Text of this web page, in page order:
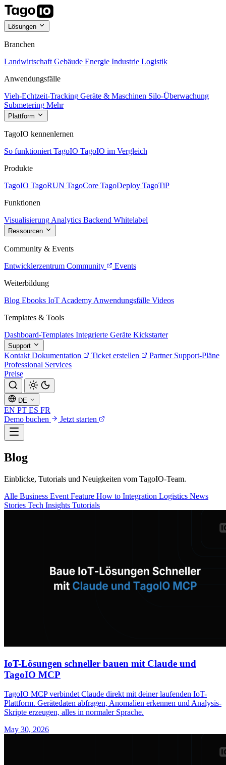
Lösungen
Branchen
Landwirtschaft Gebäude Energie Industrie Logistik
Anwendungsfälle
Vieh-Echtzeit-Tracking Geräte & Maschinen Silo-Überwachung
Submetering Mehr
Plattform
TagoIO kennenlernen
So funktioniert TagoIO TagoIO im Vergleich
Produkte
TagoIO TagoRUN TagoCore TagoDeploy TagoTiP
Funktionen
Visualisierung Analytics Backend Whitelabel
Ressourcen
Community & Events
Entwicklerzentrum Community
Events
Weiterbildung
Blog Ebooks IoT Academy Anwendungsfälle Videos
Templates & Tools
Dashboard-Templates Integrierte Geräte Kickstarter
Support
Kontakt Dokumentation Ticket erstellen Partner Support-Pläne
Professional Services
Preise
DE
EN PT ES FR
Demo buchen
Jetzt starten
Blog
Einblicke, Tutorials und Neuigkeiten vom TagoIO-Team.
Alle Business Event Feature How to Integration Logistics News
Stories Tech Insights Tutorials
IoT-Lösungen schneller bauen mit Claude und
TagoIO MCP
TagoIO MCP verbindet Claude direkt mit deiner laufenden IoT-
Plattform. Gerätedaten abfragen, Anomalien erkennen und Analysis-
Skripte erzeugen, alles in normaler Sprache.
May 30, 2026